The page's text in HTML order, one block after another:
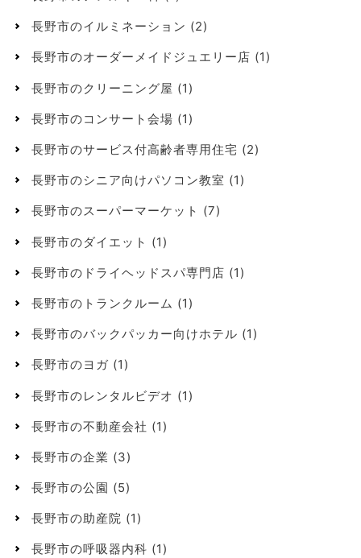
長野市のイルミネーション (2)
長野市のオーダーメイドジュエリー店 (1)
長野市のクリーニング屋 (1)
長野市のコンサート会場 (1)
長野市のサービス付高齢者専用住宅 (2)
長野市のシニア向けパソコン教室 (1)
長野市のスーパーマーケット (7)
長野市のダイエット (1)
長野市のドライヘッドスパ専門店 (1)
長野市のトランクルーム (1)
長野市のバックパッカー向けホテル (1)
長野市のヨガ (1)
長野市のレンタルビデオ (1)
長野市の不動産会社 (1)
長野市の企業 (3)
長野市の公園 (5)
長野市の助産院 (1)
長野市の呼吸器内科 (1)